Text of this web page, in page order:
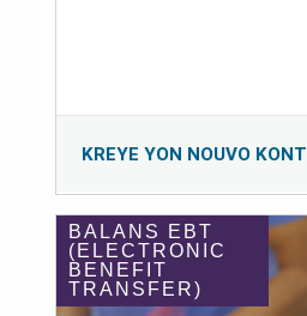
KREYE YON NOUVO KONT
BALANS EBT
(ELECTRONIC
BENEFIT
TRANSFER)